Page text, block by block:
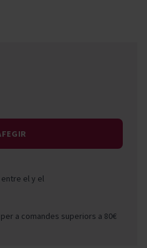
entre ely el
a comandes superiors a 80€